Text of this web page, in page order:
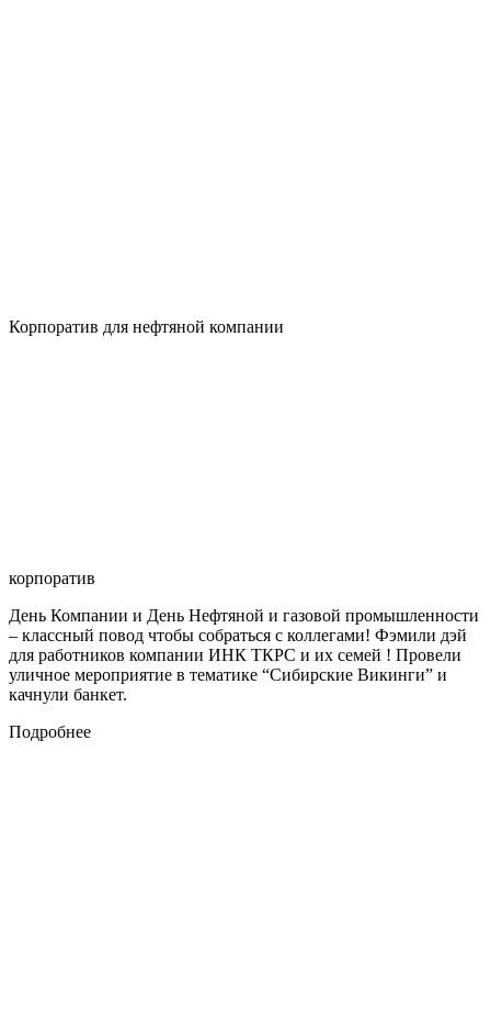
Корпоратив для нефтяной компании
корпоратив
День Компании и День Нефтяной и газовой промышленности
– классный повод чтобы собраться с коллегами! Фэмили дэй
для работников компании ИНК ТКРС и их семей ! Провели
уличное мероприятие в тематике “Сибирские Викинги” и
качнули банкет.
Подробнее